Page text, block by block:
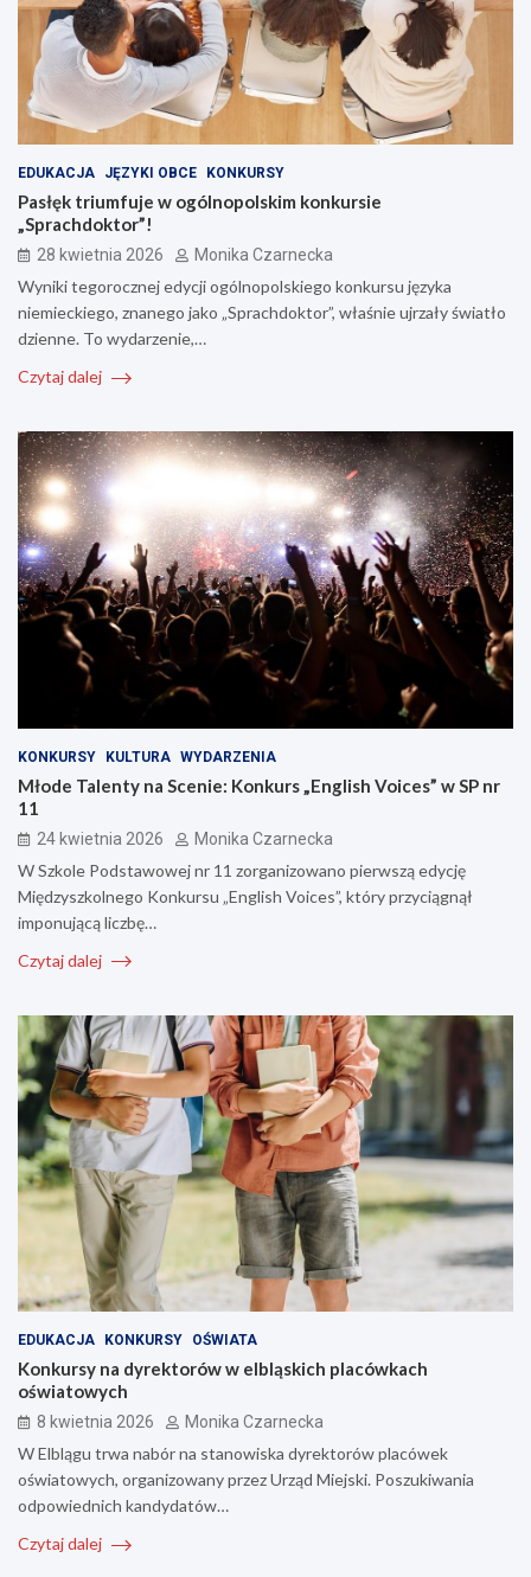
EDUKACJA JĘZYKI OBCE KONKURSY
Pasłęk triumfuje w ogólnopolskim konkursie
„Sprachdoktor”!
28 kwietnia 2026 Monika Czarnecka
Wyniki tegorocznej edycji ogólnopolskiego konkursu języka
niemieckiego, znanego jako „Sprachdoktor”, właśnie ujrzały światło
dzienne. To wydarzenie,…
Czytaj dalej
KONKURSY KULTURA WYDARZENIA
Młode Talenty na Scenie: Konkurs „English Voices” w SP nr
11
24 kwietnia 2026 Monika Czarnecka
W Szkole Podstawowej nr 11 zorganizowano pierwszą edycję
Międzyszkolnego Konkursu „English Voices”, który przyciągnął
imponującą liczbę…
Czytaj dalej
EDUKACJA KONKURSY OŚWIATA
Konkursy na dyrektorów w elbląskich placówkach
oświatowych
8 kwietnia 2026 Monika Czarnecka
W Elblągu trwa nabór na stanowiska dyrektorów placówek
oświatowych, organizowany przez Urząd Miejski. Poszukiwania
odpowiednich kandydatów…
Czytaj dalej